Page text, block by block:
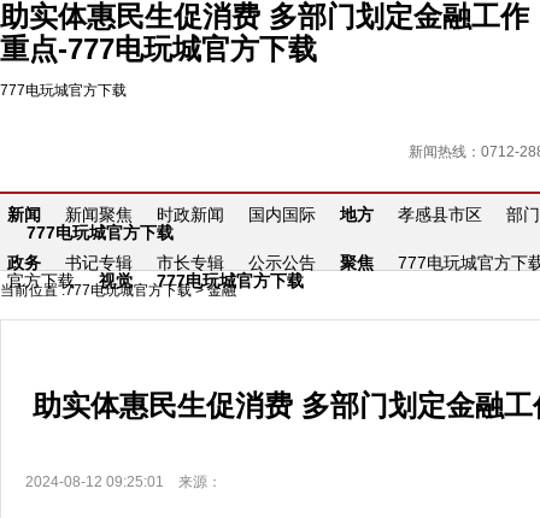
助实体惠民生促消费 多部门划定金融工作
重点-777电玩城官方下载
777电玩城官方下载
新闻热线：0712-
新闻 新闻聚焦 时政新闻 国内国际 地方 孝感县市区
部门
777电玩城官方下载
政务
书记专辑 市长专辑 公示公告 聚焦
777电玩城官方下
官方下载
视觉 777电玩城官方下载
当前位置 :777电玩城官方下载>金融
助实体惠民生促消费 多部门划定金融
2024-08-12 09:25:01 来源：